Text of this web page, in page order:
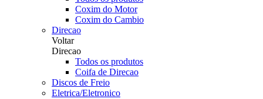
Coxim do Motor
Coxim do Cambio
Direcao
Voltar
Direcao
Todos os produtos
Coifa de Direcao
Discos de Freio
Eletrica/Eletronico